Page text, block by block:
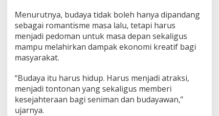
Menurutnya, budaya tidak boleh hanya dipandang
sebagai romantisme masa lalu, tetapi harus
menjadi pedoman untuk masa depan sekaligus
mampu melahirkan dampak ekonomi kreatif bagi
masyarakat.
“Budaya itu harus hidup. Harus menjadi atraksi,
menjadi tontonan yang sekaligus memberi
kesejahteraan bagi seniman dan budayawan,”
ujarnya.